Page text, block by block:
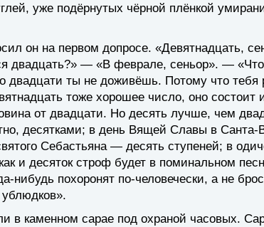
уже подёрнутых чёрной плёнкой
он на первом допросе. «Девятнадцать,
двадцать?» — «В феврале, сеньор». —
двадцати ты не доживёшь. Потому что тебя
тоже хорошее число, оно состоит
от двадцати. Но десять лучше, чем
десятками; в день Вящей Славы в Санта-
Себастьяна — десять ступеней; в
и десяток строф будет в поминальном
нибудь похоронят по-человечески, а не
в каменном сарае под охраной часовых.